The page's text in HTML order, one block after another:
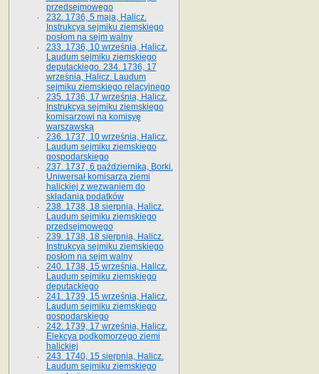
przedsejmowego
232. 1736, 5 maja, Halicz.
Instrukcya sejmiku ziemskiego
posłom na sejm walny
233. 1736, 10 września, Halicz.
Laudum sejmiku ziemskiego
deputackiego. 234. 1736, 17
września, Halicz. Laudum
sejmiku ziemskiego relacyjnego
235. 1736, 17 września, Halicz.
Instrukcya sejmiku ziemskiego
komisarzowi na komisyę
warszawską
236. 1737, 10 września, Halicz.
Laudum sejmiku ziemskiego
gospodarskiego
237. 1737, 6 października, Borki.
Uniwersał komisarza ziemi
halickiej z wezwaniem do
składania podatków
238. 1738, 18 sierpnia, Halicz.
Laudum sejmiku ziemskiego
przedsejmowego
239. 1738, 18 sierpnia, Halicz.
Instrukcya sejmiku ziemskiego
posłom na sejm walny
240. 1738, 15 września, Halicz.
Laudum sejmiku ziemskiego
deputackiego
241. 1739, 15 września, Halicz.
Laudum sejmiku ziemskiego
gospodarskiego
242. 1739, 17 września, Halicz.
Elekcya podkomorzego ziemi
halickiej
243. 1740, 15 sierpnia, Halicz.
Laudum sejmiku ziemskiego